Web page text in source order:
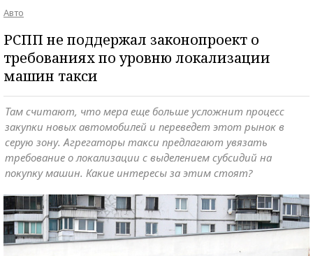
Авто
РСПП не поддержал законопроект о
требованиях по уровню локализации
машин такси
Там считают, что мера еще больше усложнит процесс
закупки новых автомобилей и переведет этот рынок в
серую зону. Агрегаторы такси предлагают увязать
требование о локализации с выделением субсидий на
покупку машин. Какие интересы за этим стоят?